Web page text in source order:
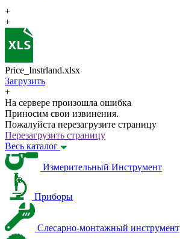
+
+
Price_Instrland.xlsx
Загрузить
+
На сервере произошла ошибка
Приносим свои извинения.
Пожалуйста перезагрузите страницу
Перезагрузить страницу
Весь каталог
Измерительный Инструмент
Приборы
Слесарно-монтажный инструмент